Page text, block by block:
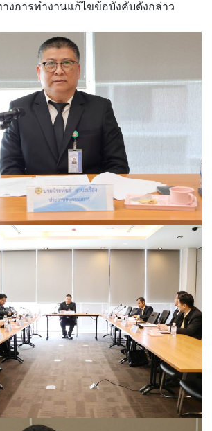
งการทำงานแก้ไขข้อบังคับดังกล่าว